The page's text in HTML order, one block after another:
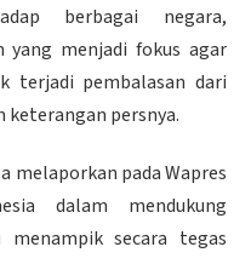
berbagai negara,
yang menjadi fokus agar
terjadi pembalasan dari
keterangan persnya.
melaporkan pada Wapres
dalam mendukung
menampik secara tegas